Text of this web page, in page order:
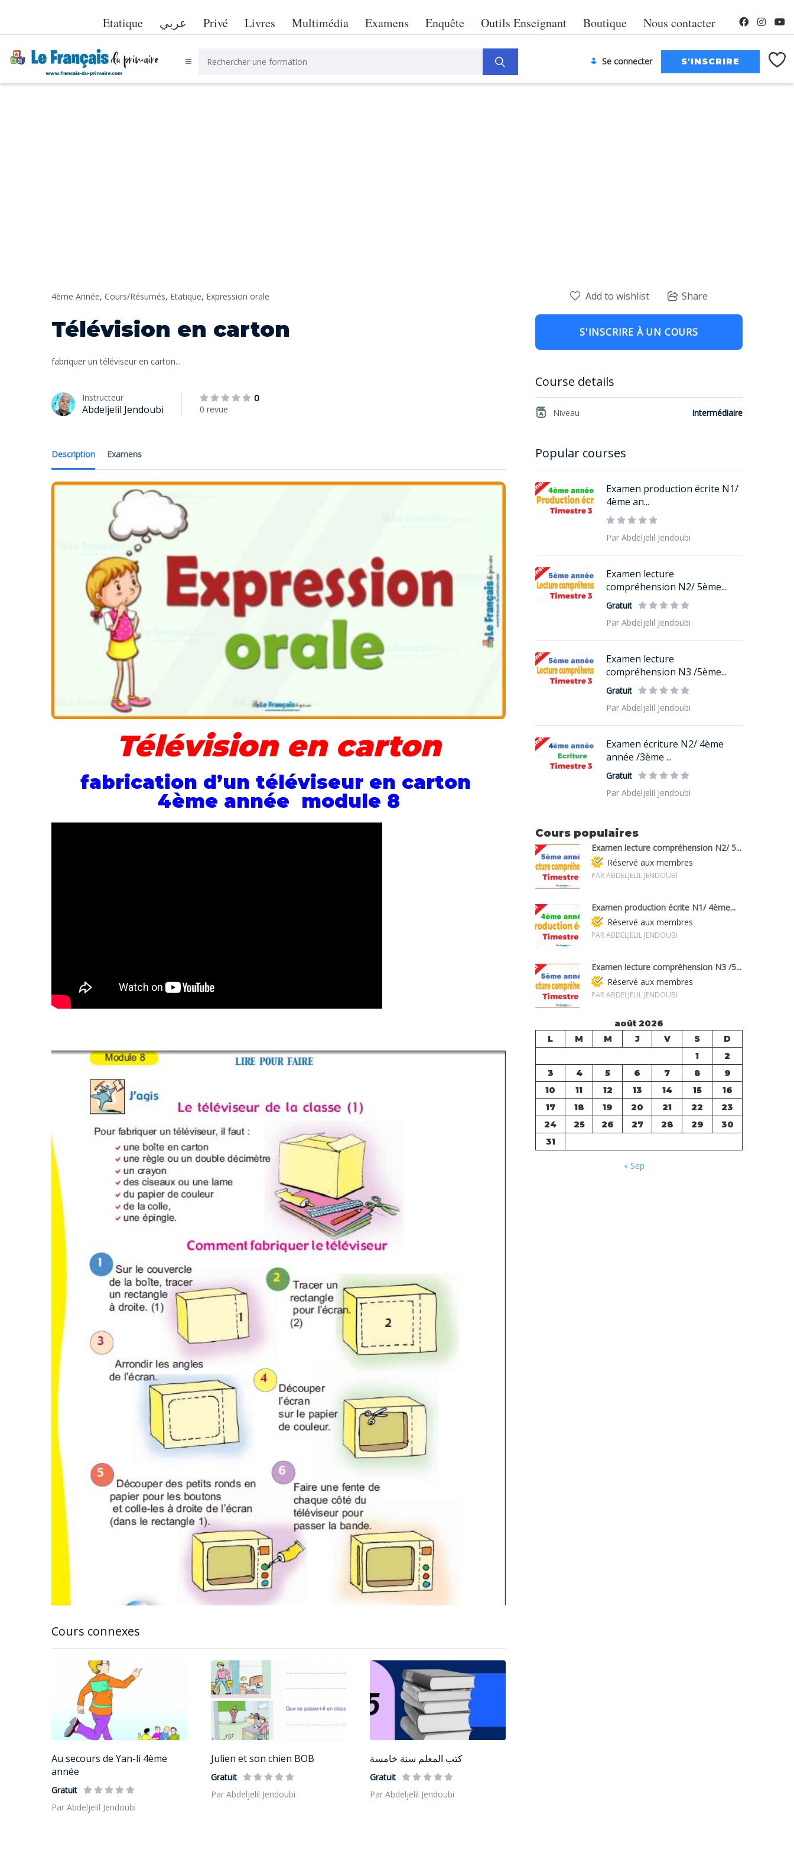
Etatique عربي Privé Livres Multimédia Examens Enquête Outils Enseignant Boutique Nous contacter
Se connecter
4ème Année, Cours/Résumés, Etatique, Expression orale
Télévision en carton
fabriquer un téléviseur en carton...
Instructeur
Abdeljelil Jendoubi
0
0 revue
Description Examens
Télévision en carton
fabrication d’un téléviseur en carton
4ème année module 8
Cours connexes
Au secours de Yan-li 4ème
année
Gratuit
Par Abdeljelil Jendoubi
Julien et son chien BOB
Gratuit
Par Abdeljelil Jendoubi
كتب المعلم سنة خامسة
Gratuit
Par Abdeljelil Jendoubi
Add to wishlist Share
S'INSCRIRE À UN COURS
Course details
Niveau Intermédiaire
Popular courses
Examen production écrite N1/
4ème an...
Par Abdeljelil Jendoubi
Examen lecture
compréhension N2/ 5ème...
Gratuit
Par Abdeljelil Jendoubi
Examen lecture
compréhension N3 /5ème...
Gratuit
Par Abdeljelil Jendoubi
Examen écriture N2/ 4ème
année /3ème ...
Gratuit
Par Abdeljelil Jendoubi
Cours populaires
Examen lecture compréhension N2/ 5...
Réservé aux membres
PAR ABDELJELIL JENDOUBI
Examen production écrite N1/ 4ème...
Réservé aux membres
PAR ABDELJELIL JENDOUBI
Examen lecture compréhension N3 /5...
Réservé aux membres
PAR ABDELJELIL JENDOUBI
août 2026
L
M M J V S
D
1
2
3
4 5 6 7 8
9
10
11 12 13 14 15
16
17
18 19 20 21 22
23
24
25 26 27 28 29
30
31
« Sep